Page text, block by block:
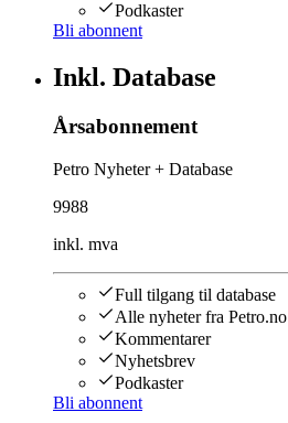
Podkaster
Bli abonnent
Inkl. Database
Årsabonnement
Petro Nyheter + Database
9988
inkl. mva
Full tilgang til database
Alle nyheter fra Petro.no
Kommentarer
Nyhetsbrev
Podkaster
Bli abonnent